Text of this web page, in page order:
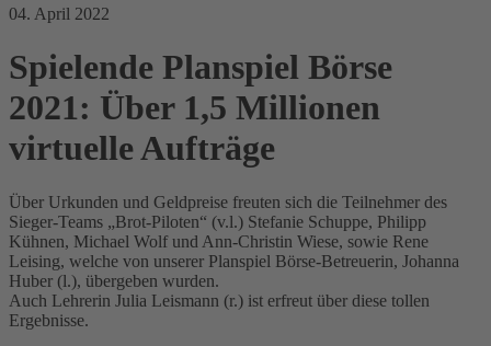
04. April 2022
Spielende Planspiel Börse
2021: Über 1,5 Millionen
virtuelle Aufträge
Über Urkunden und Geldpreise freuten sich die Teilnehmer des
Sieger-Teams „Brot-Piloten“ (v.l.) Stefanie Schuppe, Philipp
Kühnen, Michael Wolf und Ann-Christin Wiese, sowie Rene
Leising, welche von unserer Planspiel Börse-Betreuerin, Johanna
Huber (l.), übergeben wurden.
Auch Lehrerin Julia Leismann (r.) ist erfreut über diese tollen
Ergebnisse.